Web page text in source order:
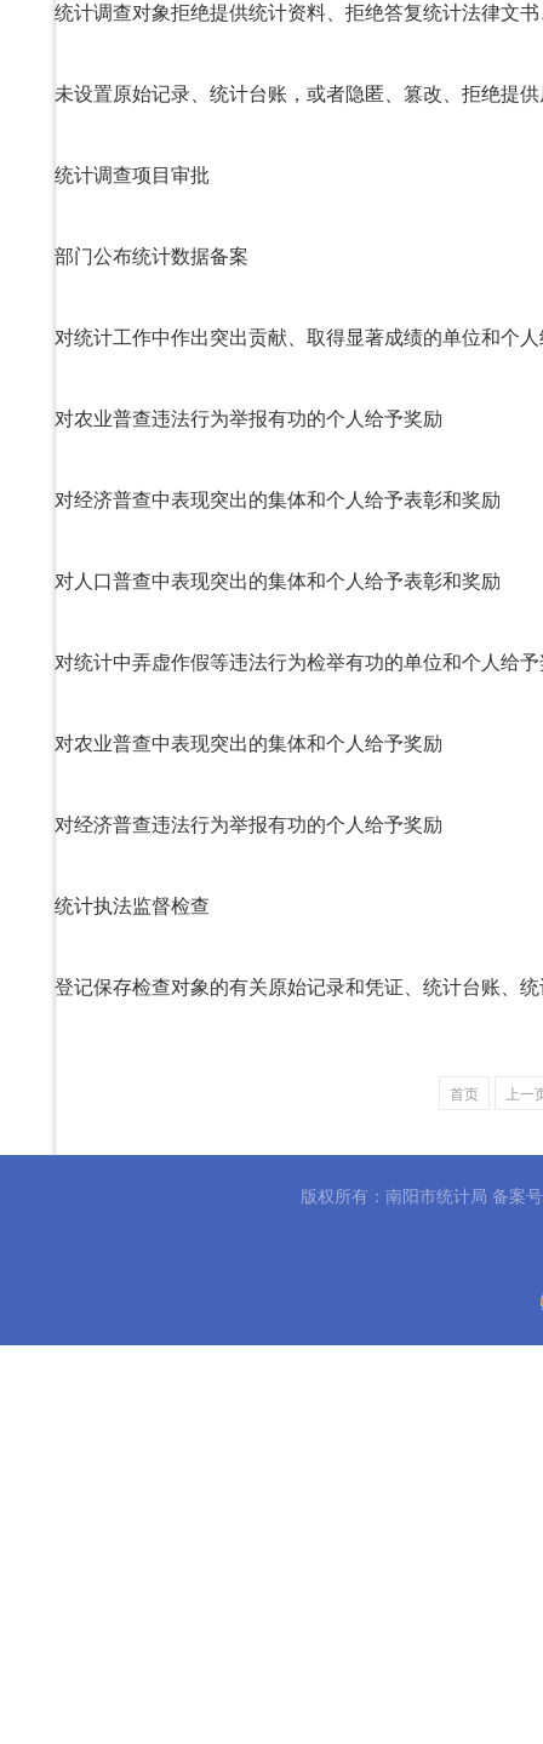
统计调查项目审批
部门公布统计数据备案
对统计工作中作出突出贡献、取得显著成绩的单位和个
对农业普查违法行为举报有功的个人给予奖励
对经济普查中表现突出的集体和个人给予表彰和奖励
对人口普查中表现突出的集体和个人给予表彰和奖励
对统计中弄虚作假等违法行为检举有功的单位和个人给
对农业普查中表现突出的集体和个人给予奖励
对经济普查违法行为举报有功的个人给予奖励
统计执法监督检查
首页 上一
版权所有：南阳市统计局 备案